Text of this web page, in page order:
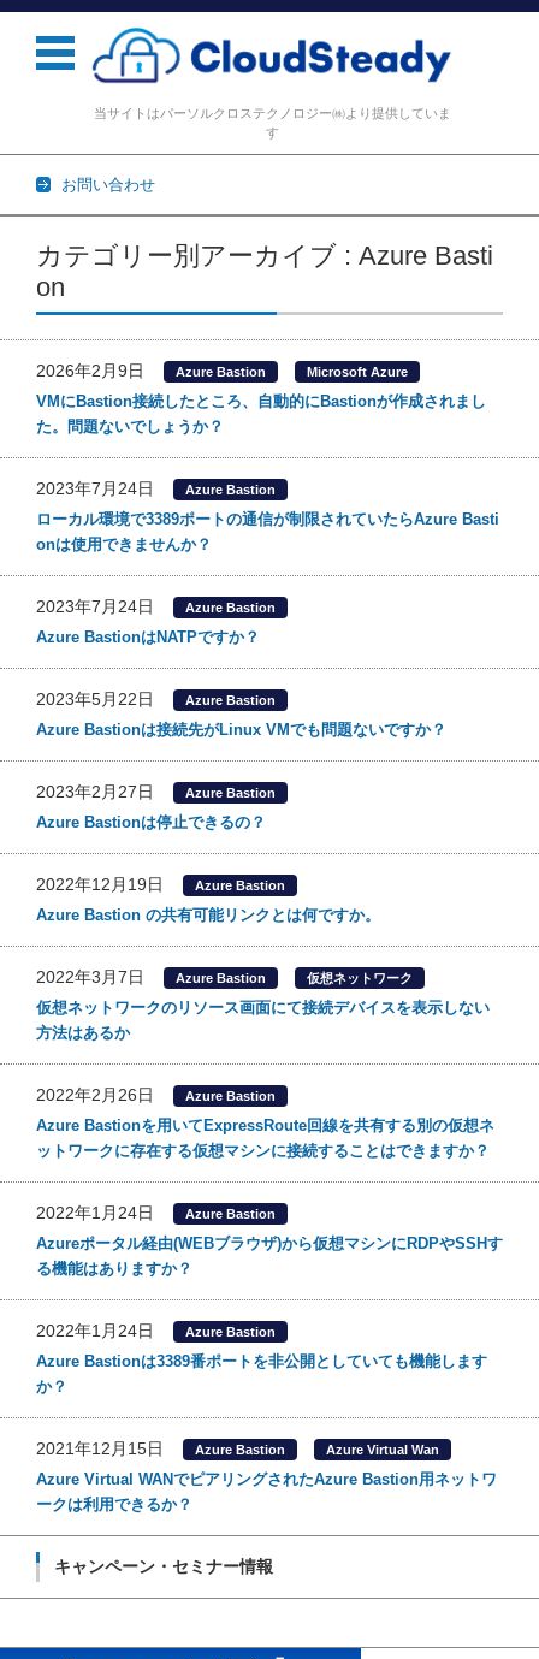
当サイトはパーソルクロステクノロジー㈱より提供していま
す
お問い合わせ
コンテンツに移動
カテゴリー別アーカイブ : Azure Basti
on
2026年2月9日 Azure Bastion Microsoft Azure
VMにBastion接続したところ、自動的にBastionが作成されまし
た。問題ないでしょうか？
2023年7月24日 Azure Bastion
ローカル環境で3389ポートの通信が制限されていたらAzure Basti
onは使用できませんか？
2023年7月24日 Azure Bastion
Azure BastionはNATPですか？
2023年5月22日 Azure Bastion
Azure Bastionは接続先がLinux VMでも問題ないですか？
2023年2月27日 Azure Bastion
Azure Bastionは停止できるの？
2022年12月19日 Azure Bastion
Azure Bastion の共有可能リンクとは何ですか。
2022年3月7日 Azure Bastion 仮想ネットワーク
仮想ネットワークのリソース画面にて接続デバイスを表示しない
方法はあるか
2022年2月26日 Azure Bastion
Azure Bastionを用いてExpressRoute回線を共有する別の仮想ネ
ットワークに存在する仮想マシンに接続することはできますか？
2022年1月24日 Azure Bastion
Azureポータル経由(WEBブラウザ)から仮想マシンにRDPやSSHす
る機能はありますか？
2022年1月24日 Azure Bastion
Azure Bastionは3389番ポートを非公開としていても機能します
か？
2021年12月15日 Azure Bastion Azure Virtual Wan
Azure Virtual WANでピアリングされたAzure Bastion用ネットワ
ークは利用できるか？
キャンペーン・セミナー情報